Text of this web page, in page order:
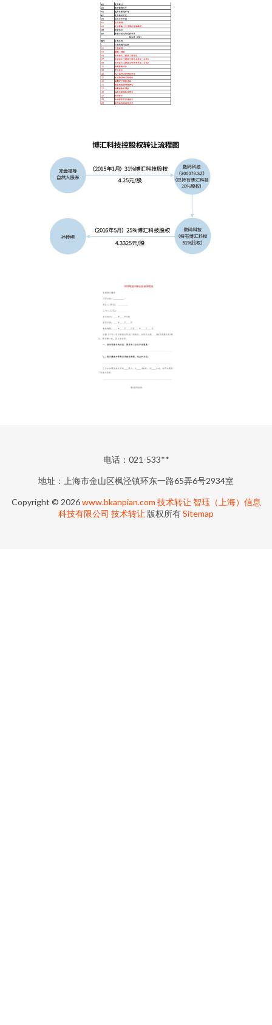
电话：021-533**
地址：上海市金山区枫泾镇环东一路65弄6号2934室
Copyright © 2026www.bkanpian.com 技术转让 智珏（上海）信息
科技有限公司 技术转让 版权所有Sitemap